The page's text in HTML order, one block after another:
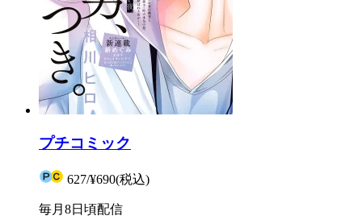
プチコミック
627/¥690(税込)
毎月8日頃配信